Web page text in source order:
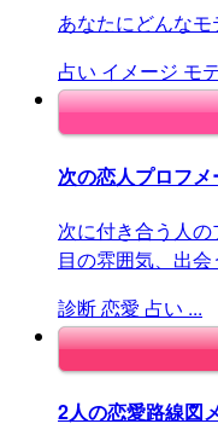
あなたにどんな
占い イメージ モ
次の恋人プロフ
次に付き合う人
目の雰囲気、出会
診断恋愛 占い ...
2人の恋愛路線図